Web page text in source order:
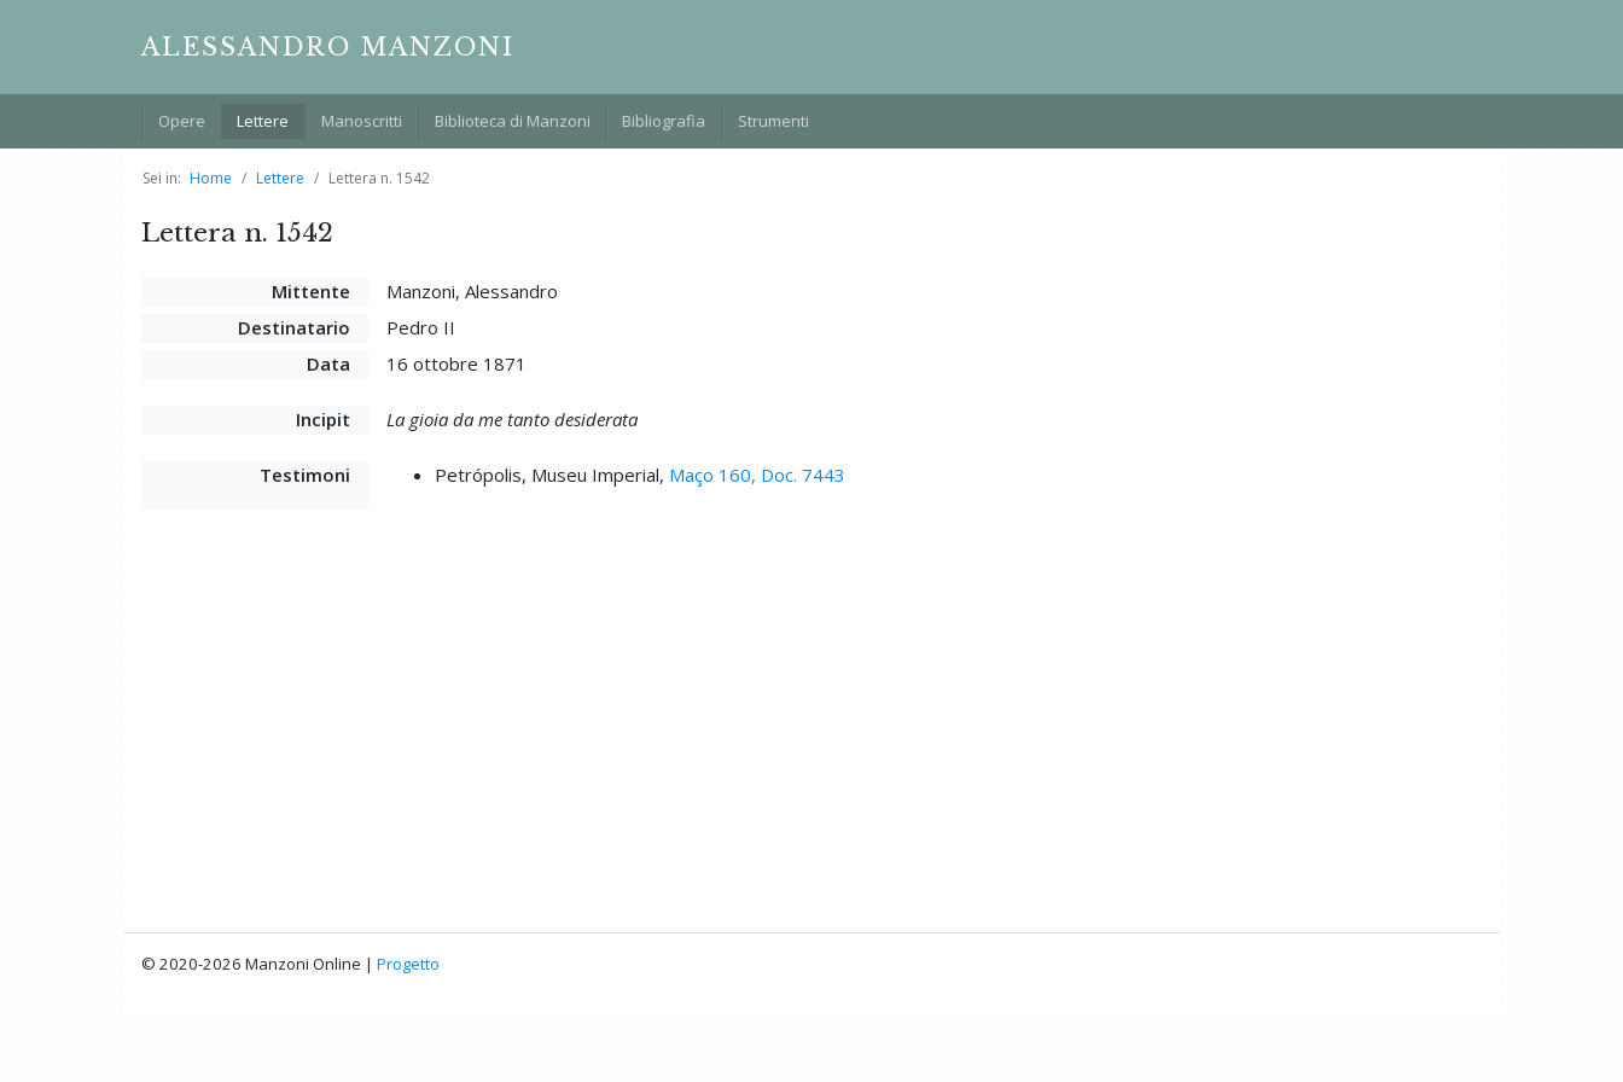
ALESSANDRO MANZONI
Opere Lettere Manoscritti Biblioteca di Manzoni Bibliografia Strumenti
Sei in: Home Lettere Lettera n. 1542
Lettera n. 1542
Mittente
Manzoni, Alessandro
Destinatario
Pedro II
Data
16 ottobre 1871
Incipit La gioia da me tanto desiderata
Testimoni Petrópolis, Museu Imperial, Maço 160, Doc. 7443
© 2020-2026 Manzoni Online | Progetto